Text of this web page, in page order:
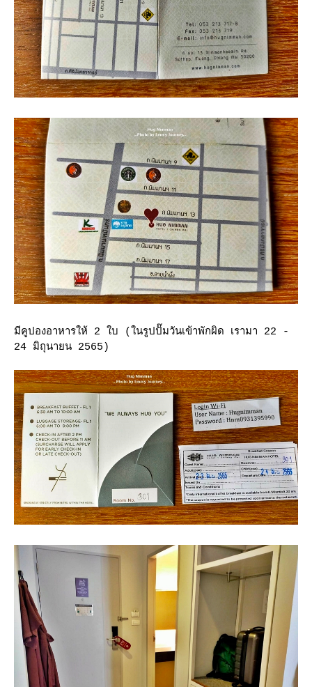
มีคูปองอาหารให้ 2 ใบ (ในรูปปั๊มวันเข้าพักผิด เรามา 22 -
24 มิถุนายน 2565)